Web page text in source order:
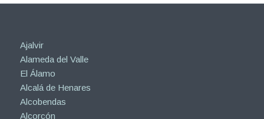
Ajalvir
Alameda del Valle
El Álamo
Alcalá de Henares
Alcobendas
Alcorcón